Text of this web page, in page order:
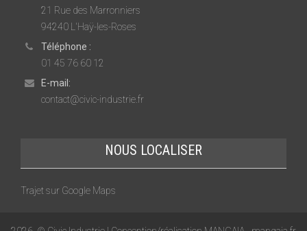
21 Rue des Marronniers
94240 L'Haÿ-les-Roses
Téléphone :
01 45 76 60 12
E-mail:
contact@civic-industrie.fr
NOUS LOCALISER
Trajet sur Google Maps